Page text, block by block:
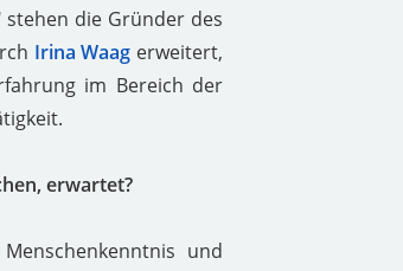
die Gründer des
Irina Waag erweitert,
im Bereich der
erwartet?
und